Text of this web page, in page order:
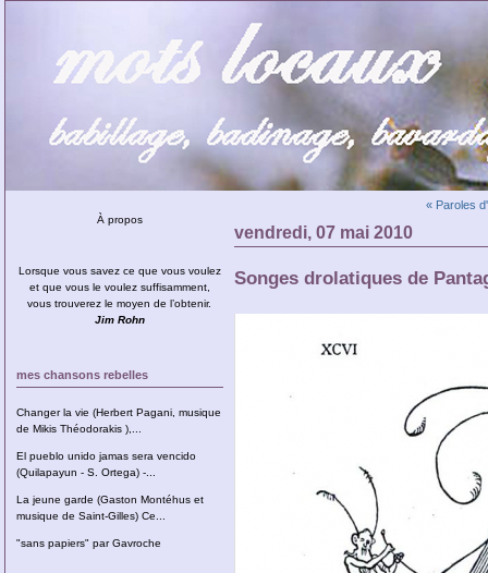
À propos
Lorsque vous savez ce que vous voulez
et que vous le voulez suffisamment,
vous trouverez le moyen de l’obtenir.
Jim Rohn
mes chansons rebelles
Changer la vie (Herbert Pagani, musique
de Mikis Théodorakis ),...
El pueblo unido jamas sera vencido
(Quilapayun - S. Ortega) -...
La jeune garde (Gaston Montéhus et
musique de Saint-Gilles) Ce...
"sans papiers" par Gavroche
« Paroles
vendredi, 07 mai 2010
Songes drolatiques de